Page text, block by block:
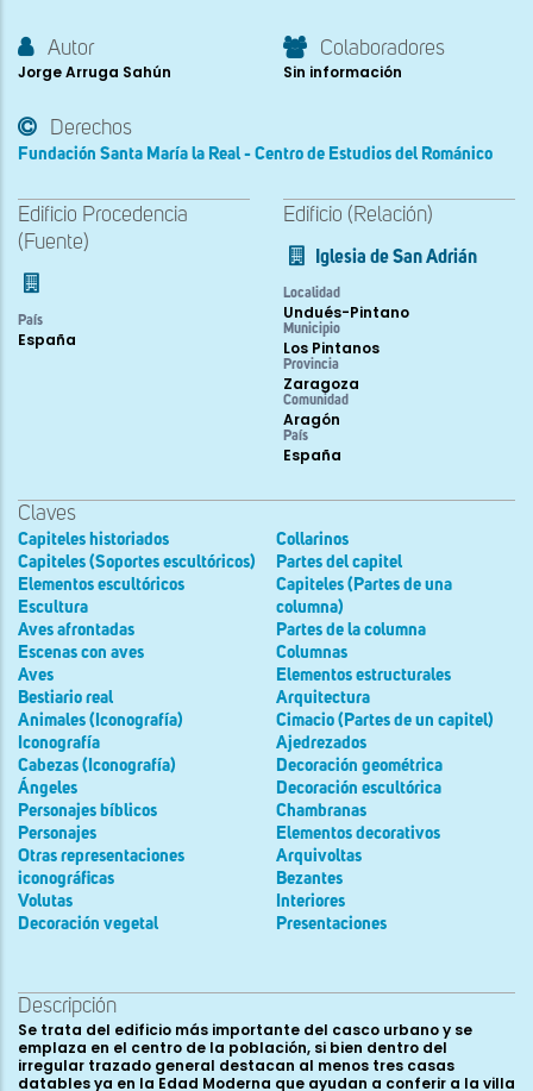
Autor
Jorge Arruga Sahún
Colaboradores
Sin información
Derechos
Fundación Santa María la Real - Centro de Estudios del Románico
Edificio Procedencia
(Fuente)
País
España
Edificio (Relación)
Iglesia de San Adrián
Localidad
Undués-Pintano
Municipio
Los Pintanos
Provincia
Zaragoza
Comunidad
Aragón
País
España
Claves
Capiteles historiados
Capiteles (Soportes escultóricos)
Elementos escultóricos
Escultura
Aves afrontadas
Escenas con aves
Aves
Bestiario real
Animales (Iconografía)
Iconografía
Cabezas (Iconografía)
Ángeles
Personajes bíblicos
Personajes
Otras representaciones
iconográficas
Volutas
Decoración vegetal
Collarinos
Partes del capitel
Capiteles (Partes de una
columna)
Partes de la columna
Columnas
Elementos estructurales
Arquitectura
Cimacio (Partes de un capitel)
Ajedrezados
Decoración geométrica
Decoración escultórica
Chambranas
Elementos decorativos
Arquivoltas
Bezantes
Interiores
Presentaciones
Descripción
Se trata del edificio más importante del casco urbano y se
emplaza en el centro de la población, si bien dentro del
irregular trazado general destacan al menos tres casas
datables ya en la Edad Moderna que ayudan a conferir a la villa